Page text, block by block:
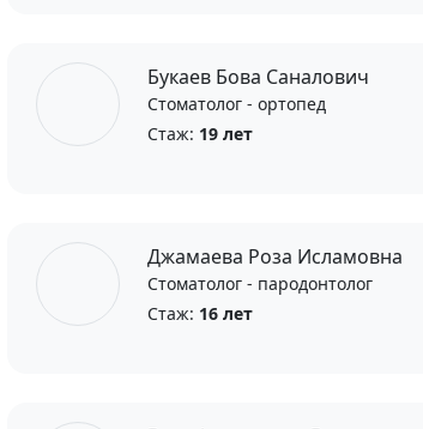
Букаев Бова Саналович
Стоматолог - ортопед
Стаж: 19 лет
Джамаева Роза Исламовна
Стоматолог - пародонтолог
Стаж: 16 лет